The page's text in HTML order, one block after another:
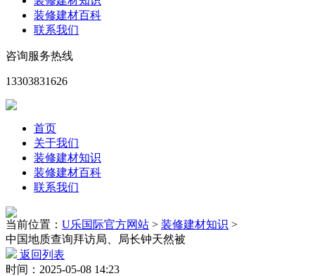
装修建材百科
联系我们
咨询服务热线
13303831626
首页
关于我们
装修建材知识
装修建材百科
联系我们
当前位置： U乐国际官方网站 > 装修建材知识 >
中国地质查询拜访局、局长钟天然被
返回列表
时间：2025-05-08 14:23